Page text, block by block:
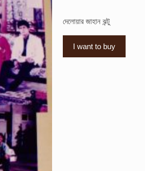
দেলোয়ার জাহান ঝন্টু
I want to buy